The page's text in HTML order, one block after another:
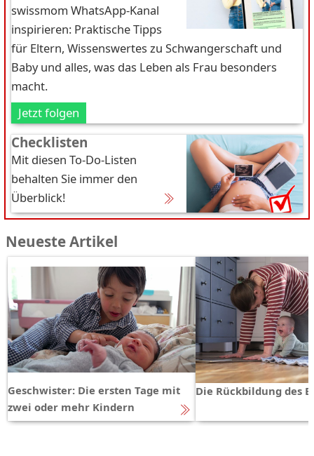
swissmom WhatsApp-Kanal
inspirieren: Praktische Tipps
für Eltern, Wissenswertes zu Schwangerschaft und
Baby und alles, was das Leben als Frau besonders
macht.
Jetzt folgen
Checklisten
Mit diesen To-Do-Listen
behalten Sie immer den
Überblick!
Neueste Artikel
Geschwister: Die ersten Tage mit
zwei oder mehr Kindern
Die Rückbildung des